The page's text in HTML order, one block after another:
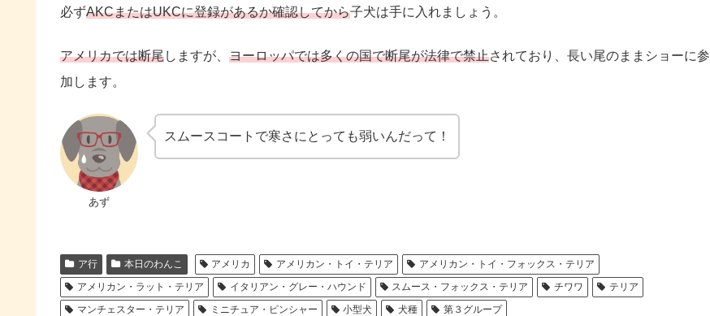
必ずAKCまたはUKCに登録があるか確認してから子犬は手に入れましょう。
アメリカでは断尾しますが、 ヨーロッパでは多くの国で断尾が法律で禁止されており、長い尾のままショーに参
加します。
あず
スムースコートで寒さにとっても弱いんだって！
ア行 本日のわんこ アメリカ アメリカン・トイ・テリア
アメリカン・トイ・フォックス・テリア
アメリカン・ラット・テリア
イタリアン・グレー・ハウンド スムース・フォックス・テリア チワワ
テリア
マンチェスター・テリア
ミニチュア・ピンシャー 小型犬 犬種 第３グループ